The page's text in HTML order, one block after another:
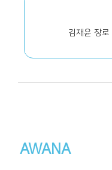
김재윤 장로
AWANA